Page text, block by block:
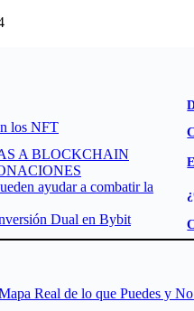
Real de lo que Puedes y